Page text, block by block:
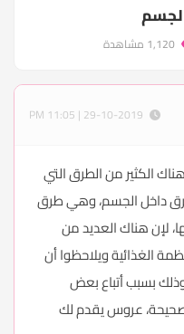
الكثير من الطرق التي
داخل الجسم، وهي طرق
لإن هناك العديد من
الغذائية ويلاحظوا أن
بسبب أتباع بعض
عروس يقدم لك